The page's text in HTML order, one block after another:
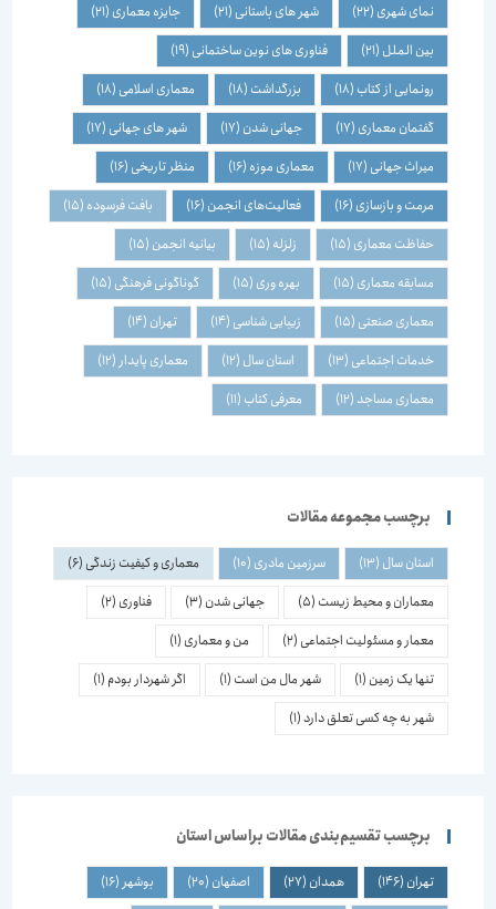
نمای شهری(22) شهر های باستانی(21) جایزه معماری(21)
بین الملل(21) فناوری های نوین ساختمانی(19)
رونمایی از کتاب(18) بزرگداشت(18) معماری اسلامی(18)
گفتمان معماری(17) جهانی شدن(17) شهر های جهانی(17)
میراث جهانی(17) معماری موزه(16) منظر تاریخی(16)
مرمت و بازسازی(16) فعالیت‌های انجمن(16) بافت فرسوده(15)
حفاظت معماری(15) زلزله(15) بیانیه انجمن(15)
مسابقه معماری(15) بهره وری(15) گوناگونی فرهنگی(15)
معماری صنعتی(15) زیبایی شناسی(14) تهران(14)
خدمات اجتماعی(13) استان سال(12) معماری پایدار(12)
معماری مساجد(12) معرفی کتاب(11)
برچسب مجموعه مقالات
استان سال(13) سرزمین مادری(10) معماری و کیفیت زندگی(6)
معماران و محیط زیست(5) جهانی شدن(3) فناوری(2)
معمار و مسئولیت اجتماعی(2) من و معماری(1)
تنها یک زمین(1) شهر مال من است(1) اگر شهردار بودم(1)
شهر به چه کسی تعلق دارد(1)
برچسب تقسیم‌بندی مقالات براساس استان
تهران(146) همدان(27) اصفهان(20) بوشهر(16)